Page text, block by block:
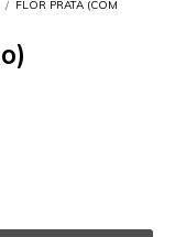
/ FLOR PRATA (COM